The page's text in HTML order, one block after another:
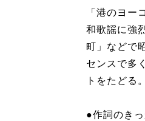
「港のヨー
和歌謡に強
町」などで
センスで多
トをたどる。
●作詞のきっ